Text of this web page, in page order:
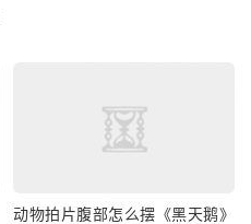
动物拍片腹部怎么摆《黑天鹅》